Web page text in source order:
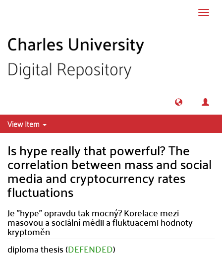
View Item
Is hype really that powerful? The
correlation between mass and social
media and cryptocurrency rates
fluctuations
Je "hype" opravdu tak mocný? Korelace mezi
masovou a sociální médii a fluktuacemi hodnoty
kryptoměn
diploma thesis (DEFENDED)